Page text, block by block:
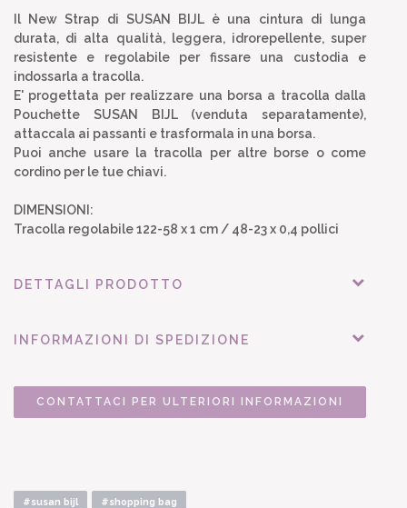
Il New Strap di SUSAN BIJL è una cintura di lunga
durata, di alta qualità, leggera, idrorepellente, super
resistente e regolabile per fissare una custodia e
indossarla a tracolla.
E' progettata per realizzare una borsa a tracolla dalla
Pouchette SUSAN BIJL (venduta separatamente),
attaccala ai passanti e trasformala in una borsa.
Puoi anche usare la tracolla per altre borse o come
cordino per le tue chiavi.
DIMENSIONI:
Tracolla regolabile 122-58 x 1 cm / 48-23 x 0,4 pollici
DETTAGLI PRODOTTO
INFORMAZIONI DI SPEDIZIONE
CONTATTACI PER ULTERIORI INFORMAZIONI
#susan bijl #shopping bag